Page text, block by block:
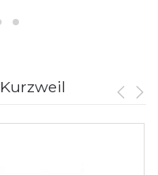
Kurzweil